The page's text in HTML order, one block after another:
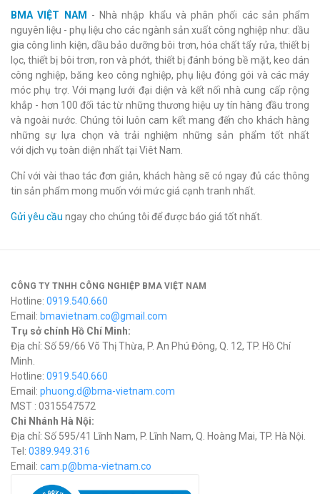
BMA VIỆT NAM
- Nhà nhập khẩu và phân phối các sản phẩm
nguyên liệu - phụ liệu cho các ngành sản xuất công nghiệp như: dầu
gia công linh kiện, dầu bảo dưỡng bôi trơn, hóa chất tẩy rửa, thiết bị
lọc, thiết bị bôi trơn, ron và phớt, thiết bị đánh bóng bề mặt, keo dán
công nghiệp, băng keo công nghiệp, phụ liệu đóng gói và các máy
móc phụ trợ. Với mạng lưới đại diện và kết nối nhà cung cấp rộng
khắp - hơn 100 đối tác từ những thương hiệu uy tín hàng đầu trong
và ngoài nước. Chúng tôi luôn cam kết mang đến cho khách hàng
những sự lựa chọn và trải nghiệm những sản phẩm tốt nhất
với dịch vụ toàn diện nhất tại Viêt Nam.
Chỉ với vài thao tác đơn giản, khách hàng sẽ có ngay đủ các thông
tin sản phẩm mong muốn với mức giá cạnh tranh nhất.
Gửi yêu cầu ngay cho chúng tôi để được báo giá tốt nhất.
CÔNG TY TNHH CÔNG NGHIỆP BMA VIỆT NAM
Hotline: 0919.540.660
Email: bmavietnam.co@gmail.com
Trụ sở chính Hồ Chí Minh:
Địa chỉ: Số 59/66 Võ Thị Thừa, P. An Phú Đông, Q. 12, TP. Hồ Chí
Minh.
Hotline: 0919.540.660
Email: phuong.d@bma-vietnam.com
MST : 0315547572
Chi Nhánh Hà Nội:
Địa chỉ: Số 595/41 Lĩnh Nam, P. Lĩnh Nam, Q. Hoàng Mai, TP. Hà Nội.
Tel: 0389.949.316
Email: cam.p@bma-vietnam.co